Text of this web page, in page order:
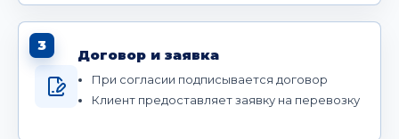
3
Договор и заявка
При согласии подписывается договор
Клиент предоставляет заявку на перевозку